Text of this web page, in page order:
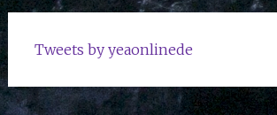
Tweets by yeaonlinede